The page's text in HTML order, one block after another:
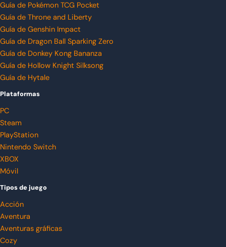
Guía de Pokémon TCG Pocket
Guía de Throne and Liberty
Guía de Genshin Impact
Guía de Dragon Ball Sparking Zero
Guía de Donkey Kong Bananza
Guía de Hollow Knight Silksong
Guía de Hytale
Plataformas
PC
Steam
PlayStation
Nintendo Switch
XBOX
Móvil
Tipos de juego
Acción
Aventura
Aventuras gráficas
Cozy